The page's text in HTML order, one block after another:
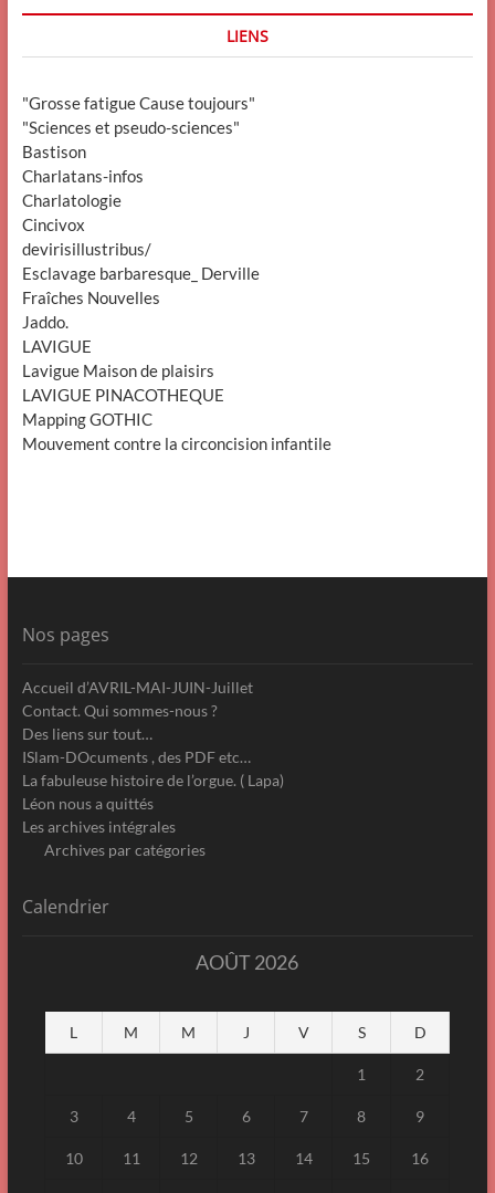
LIENS
"Grosse fatigue Cause toujours"
"Sciences et pseudo-sciences"
Bastison
Charlatans-infos
Charlatologie
Cincivox
devirisillustribus/
Esclavage barbaresque_ Derville
Fraîches Nouvelles
Jaddo.
LAVIGUE
Lavigue Maison de plaisirs
LAVIGUE PINACOTHEQUE
Mapping GOTHIC
Mouvement contre la circoncision infantile
Nos pages
Accueil d’AVRIL-MAI-JUIN-Juillet
Contact. Qui sommes-nous ?
Des liens sur tout…
ISlam-DOcuments , des PDF etc…
La fabuleuse histoire de l’orgue. ( Lapa)
Léon nous a quittés
Les archives intégrales
Archives par catégories
Calendrier
AOÛT 2026
L M M J V S D
1 2
3 4 5 6 7 8 9
10 11 12 13 14 15 16